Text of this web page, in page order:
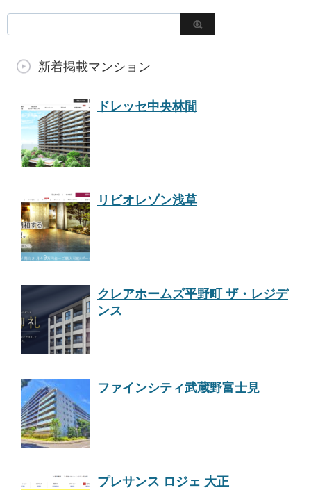
新着掲載マンション
ドレッセ中央林間
リビオレゾン浅草
クレアホームズ平野町 ザ・レジデ
ンス
ファインシティ武蔵野富士見
プレサンス ロジェ 大正